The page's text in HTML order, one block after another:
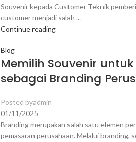
Souvenir kepada Customer Teknik
customer menjadi salah ...
Continue reading
Blog
Memilih Souvenir
sebagai Branding
Posted byadmin
01/11/2025
Branding merupakan salah satu elemen
pemasaran perusahaan. Melalui branding,